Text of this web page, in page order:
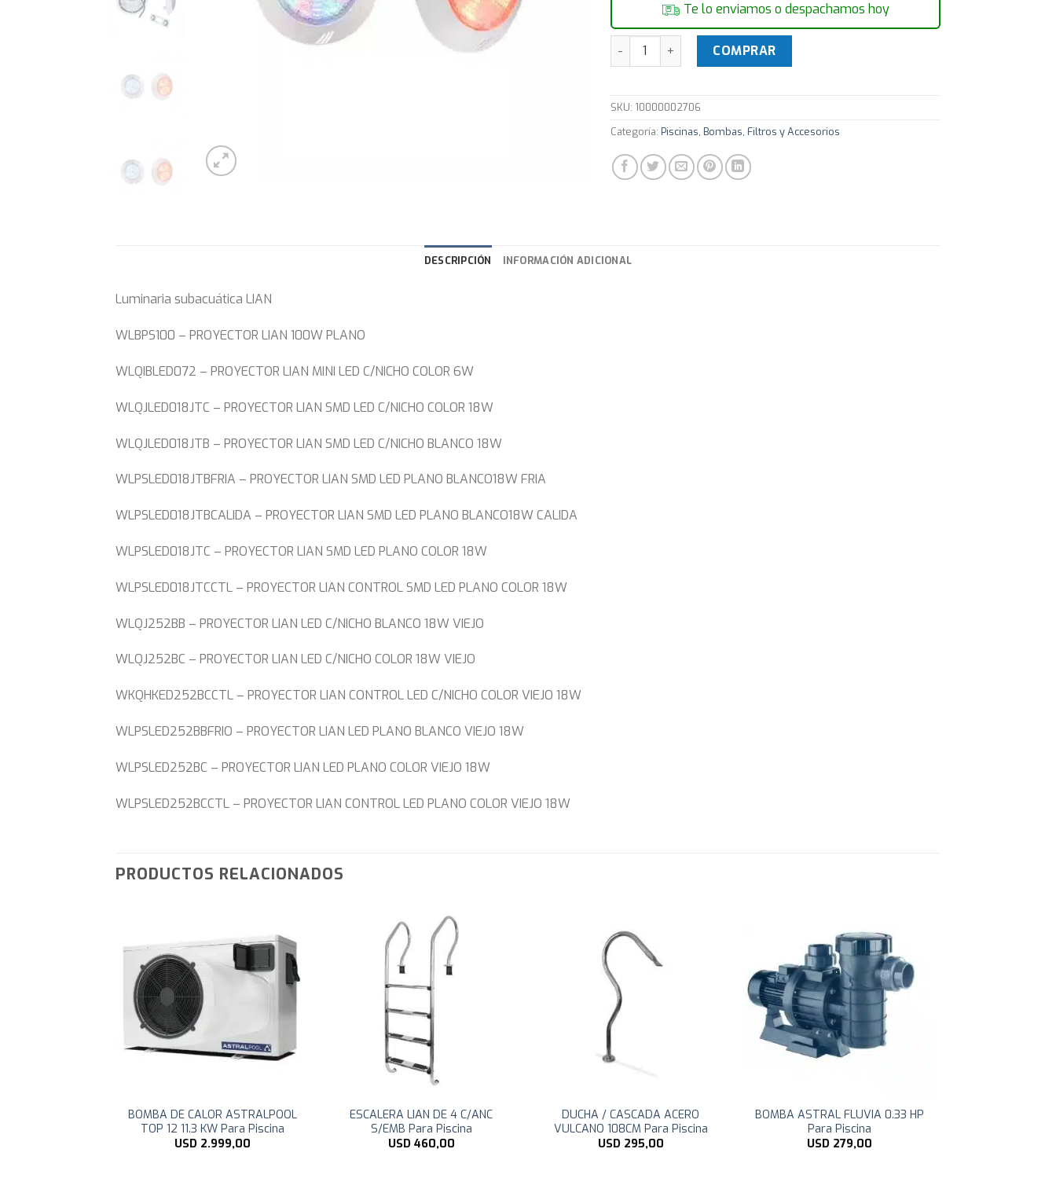
Te lo enviamos o despachamos hoy
PROYECTOR LIAN MINI CONTROL LED C/NICHO COLOR 6W P/Piscina cantidad
COMPRAR
SKU: 10000002706
Categoría: Piscinas, Bombas, Filtros y Accesorios
DESCRIPCIÓN INFORMACIÓN ADICIONAL
Luminaria subacuática LIAN
WLBPS100 – PROYECTOR LIAN 100W PLANO
WLQIBLED072 – PROYECTOR LIAN MINI LED C/NICHO COLOR 6W
WLQJLED018JTC – PROYECTOR LIAN SMD LED C/NICHO COLOR 18W
WLQJLED018JTB – PROYECTOR LIAN SMD LED C/NICHO BLANCO 18W
WLPSLED018JTBFRIA – PROYECTOR LIAN SMD LED PLANO BLANCO18W FRIA
WLPSLED018JTBCALIDA – PROYECTOR LIAN SMD LED PLANO BLANCO18W CALIDA
WLPSLED018JTC – PROYECTOR LIAN SMD LED PLANO COLOR 18W
WLPSLED018JTCCTL – PROYECTOR LIAN CONTROL SMD LED PLANO COLOR 18W
WLQJ252BB – PROYECTOR LIAN LED C/NICHO BLANCO 18W VIEJO
WLQJ252BC – PROYECTOR LIAN LED C/NICHO COLOR 18W VIEJO
WKQHKED252BCCTL – PROYECTOR LIAN CONTROL LED C/NICHO COLOR VIEJO 18W
WLPSLED252BBFRIO – PROYECTOR LIAN LED PLANO BLANCO VIEJO 18W
WLPSLED252BC – PROYECTOR LIAN LED PLANO COLOR VIEJO 18W
WLPSLED252BCCTL – PROYECTOR LIAN CONTROL LED PLANO COLOR VIEJO 18W
PRODUCTOS RELACIONADOS
BOMBA DE CALOR ASTRALPOOL
TOP 12 11.3 KW Para Piscina
USD 2.999,00
ESCALERA LIAN DE 4 C/ANC
S/EMB Para Piscina
USD 460,00
DUCHA / CASCADA ACERO
VULCANO 108CM Para Piscina
USD 295,00
BOMBA ASTRAL FLUVIA 0.33 HP
Para Piscina
USD 279,00